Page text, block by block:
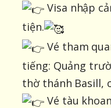
Visa nhập
tiện.
Vé tham
tiếng: Quảng
thờ thánh Basill,
Vé tàu